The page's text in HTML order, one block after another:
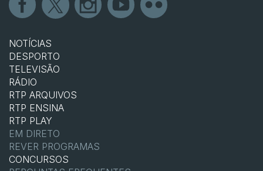
NOTÍCIAS
DESPORTO
TELEVISÃO
RÁDIO
RTP ARQUIVOS
RTP ENSINA
RTP PLAY
EM DIRETO
REVER PROGRAMAS
CONCURSOS